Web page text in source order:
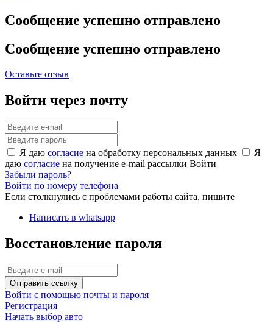
Сообщение успешно отправлено
Сообщение успешно отправлено
Оставьте отзыв
Войти через почту
Я даю согласие на обработку персональных данных
Я
даю согласие на получение e-mail рассылки Войти
Забыли пароль?
Войти по номеру телефона
Если столкнулись с проблемами работы сайта, пишите
Написать в whatsapp
Восстановление пароля
Отправить ссылку
Войти с помощью почты и пароля
Регистрация
Начать выбор авто